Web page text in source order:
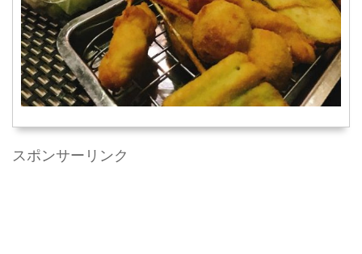
スポンサーリンク